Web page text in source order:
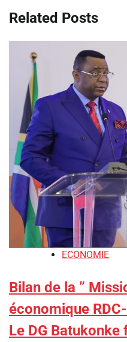
l’article
Related Posts
ECONOMIE
Bilan de la ”
économique RDC-
Le DG Batukonke